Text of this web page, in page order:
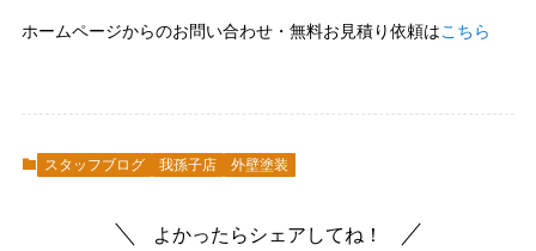
ホームページからのお問い合わせ・無料お見積り依頼はこちら
スタッフブログ 我孫子店 外壁塗装
よかったらシェアしてね！